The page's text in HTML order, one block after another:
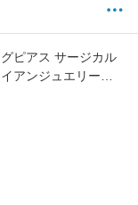
ピアス サージカル
アンジュエリー
プルメリア お肌に
ペア アクセサリー
り 誕生日 記念日 プ